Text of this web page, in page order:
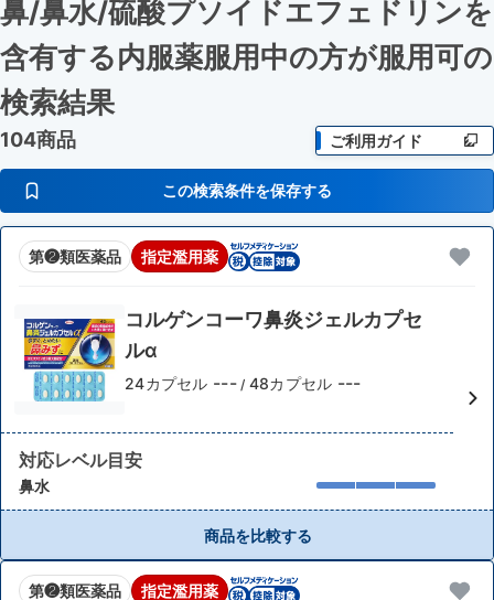
鼻/鼻水/硫酸プソイドエフェドリンを
含有する内服薬服用中の方が服用可の
検索結果
104商品 ご利用ガイド
この検索条件を保存する
第❷類医薬品 指定濫用薬
コルゲンコーワ鼻炎ジェルカプセ
ルα
24カプセル --- / 48カプセル ---
対応レベル目安
鼻水
商品を比較する
第❷類医薬品 指定濫用薬